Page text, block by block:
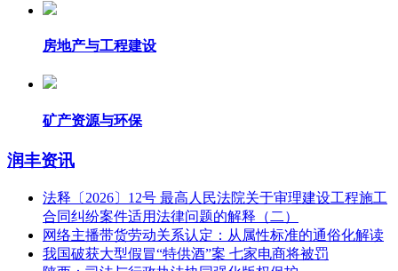
房地产与工程建设
矿产资源与环保
润丰资讯
法释〔2026〕12号 最高人民法院关于审理建设工程施工
合同纠纷案件适用法律问题的解释（二）
网络主播带货劳动关系认定：从属性标准的通俗化解读
我国破获大型假冒“特供酒”案 七家电商将被罚